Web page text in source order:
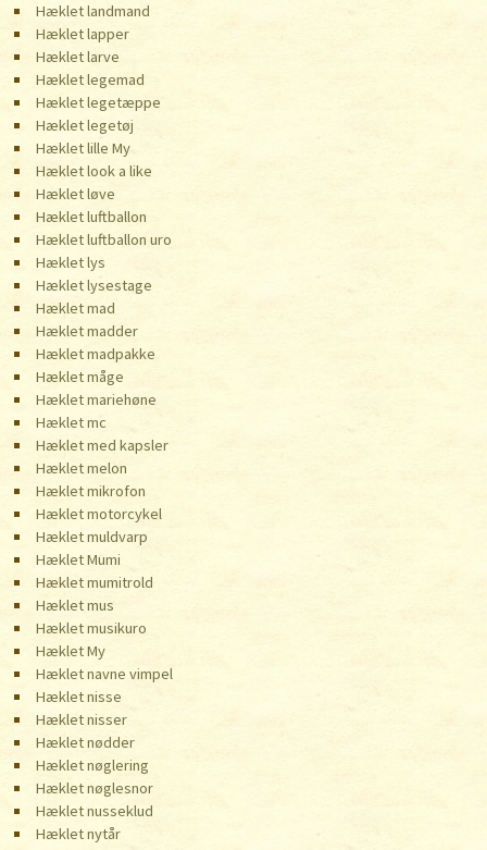
Hæklet landmand
Hæklet lapper
Hæklet larve
Hæklet legemad
Hæklet legetæppe
Hæklet legetøj
Hæklet lille My
Hæklet look a like
Hæklet løve
Hæklet luftballon
Hæklet luftballon uro
Hæklet lys
Hæklet lysestage
Hæklet mad
Hæklet madder
Hæklet madpakke
Hæklet måge
Hæklet mariehøne
Hæklet mc
Hæklet med kapsler
Hæklet melon
Hæklet mikrofon
Hæklet motorcykel
Hæklet muldvarp
Hæklet Mumi
Hæklet mumitrold
Hæklet mus
Hæklet musikuro
Hæklet My
Hæklet navne vimpel
Hæklet nisse
Hæklet nisser
Hæklet nødder
Hæklet nøglering
Hæklet nøglesnor
Hæklet nusseklud
Hæklet nytår